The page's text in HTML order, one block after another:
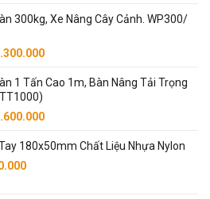
là:
300kg, Xe Nâng Cây Cảnh. WP300/
Giá
tại
₫6.300.000.
1 Tấn Cao 1m, Bàn Nâng Tải Trọng
Giá
tại
180x50mm Chất Liệu Nhựa Nylon
Giá